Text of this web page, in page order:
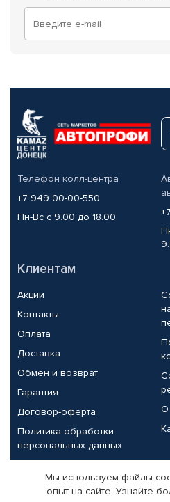
Телефон колл-центра
+7 949 00-00-550
Пн-Вс с 9.00 до 18.00
Клиентам
Акции
Контакты
Оплата
Доставка
Обмен и возврат
Гарантия
Договор-оферта
Политика обработки
персональных данных
О
Партнерам
Мы используем файлы
опыт на сайте. Узнайте